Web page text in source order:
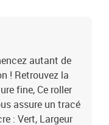
autant de
! Retrouvez la
fine, Ce roller
assure un tracé
: Vert, Largeur